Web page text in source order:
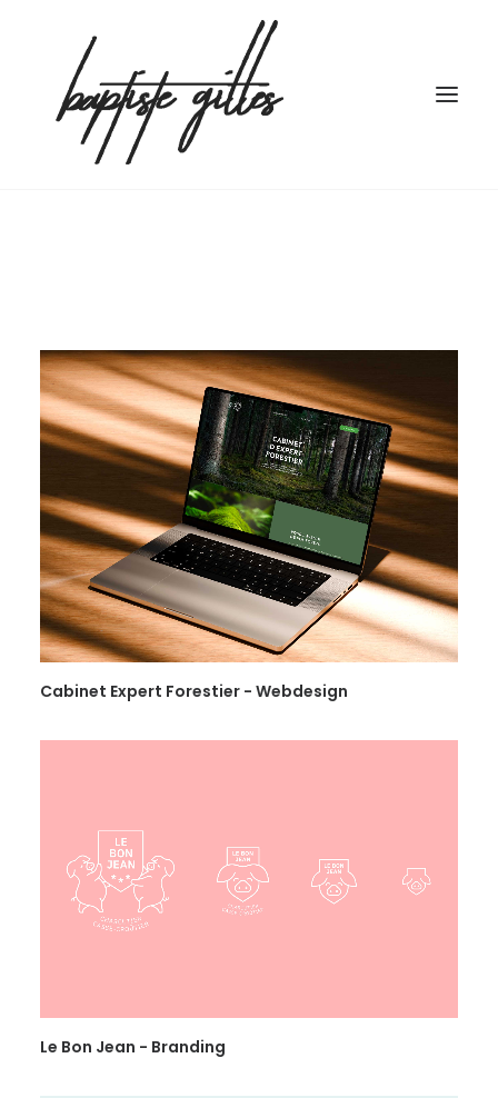
PLANIFIER UN APPEL
Cabinet Expert Forestier - Webdesign
Le Bon Jean - Branding